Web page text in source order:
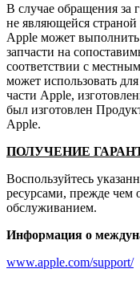
В случае обращения за
не являющейся
Apple может
запчасти на
соответствии с
может использовать
части Apple,
был изготовлен
Apple.
ПОЛУЧЕНИЕ
Воспользуйтесь
ресурсами, прежде чем
обслуживанием.
Информация о
www.apple.com/support/